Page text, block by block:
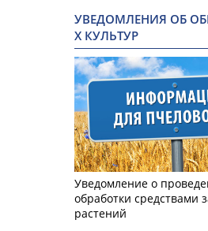
УВЕДОМЛЕНИЯ ОБ
Х КУЛЬТУР
Уведомление о
обработки средствами
растений